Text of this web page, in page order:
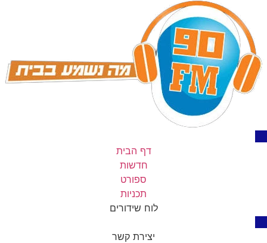
דף הבית
חדשות
ספורט
תכניות
לוח שידורים
יצירת קשר